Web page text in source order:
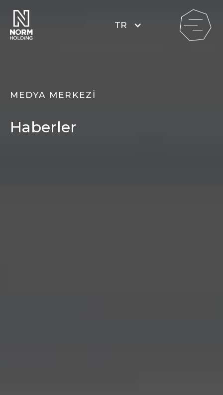
TR
MEDYA MERKEZİ
Haberler